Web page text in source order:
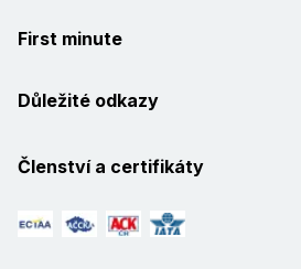
First minute
Důležité odkazy
Členství a certifikáty